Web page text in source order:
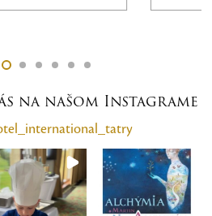
momentov.
na našom Instagrame